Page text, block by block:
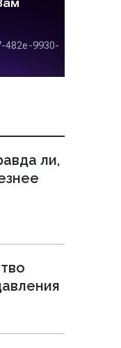
ли,